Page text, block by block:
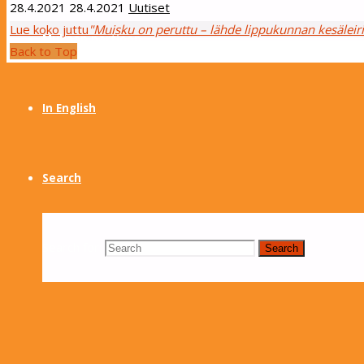
Mukaan partioon
In English
Search
Search
28.4.2021 28.4.2021 Uutiset
Lue koko juttu "Muisku on peruttu – lähde lippukunnan
Back to Top